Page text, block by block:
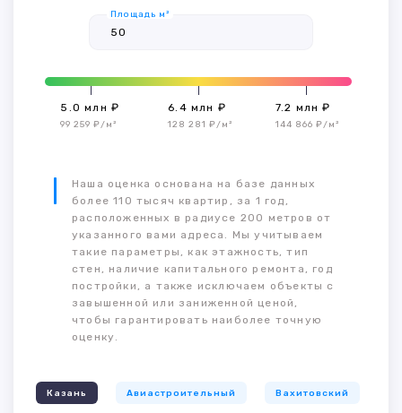
Площадь м²
5.0 млн ₽
99 259 ₽/м²
6.4 млн ₽
128 281 ₽/м²
7.2 млн ₽
144 866 ₽/м²
Наша оценка основана на базе данных
более 110 тысяч квартир, за 1 год,
расположенных в радиусе 200 метров от
указанного вами адреса. Мы учитываем
такие параметры, как этажность, тип
стен, наличие капитального ремонта, год
постройки, а также исключаем объекты с
завышенной или заниженной ценой,
чтобы гарантировать наиболее точную
оценку.
Казань Авиастроительный Вахитовский